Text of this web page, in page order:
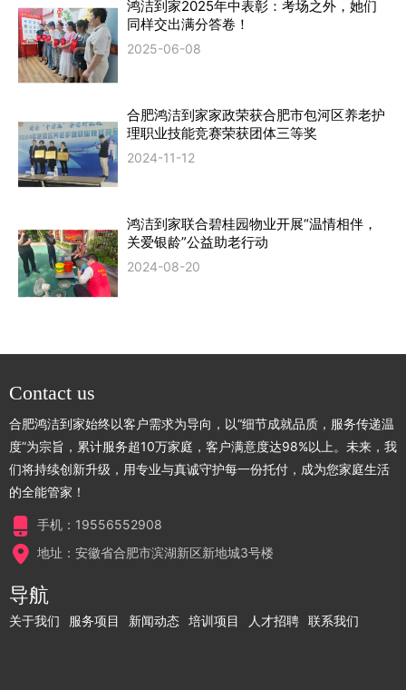
鸿洁到家2025年中表彰：考场之外，她们
同样交出满分答卷！
2025-06-08
合肥鸿洁到家家政荣获合肥市包河区养老护
理职业技能竞赛荣获团体三等奖
2024-11-12
鸿洁到家联合碧桂园物业开展“温情相伴，
关爱银龄”公益助老行动
2024-08-20
Contact us
合肥鸿洁到家始终以客户需求为导向，以“细节成就品质，服务传递温
度”为宗旨，累计服务超10万家庭，客户满意度达98%以上。未来，我
们将持续创新升级，用专业与真诚守护每一份托付，成为您家庭生活
的全能管家！
手机：19556552908
地址：安徽省合肥市滨湖新区新地城3号楼
导航
关于我们 服务项目 新闻动态 培训项目 人才招聘 联系我们